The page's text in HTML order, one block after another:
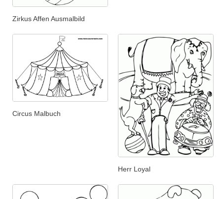
Zirkus Affen Ausmalbild
Circus Malbuch
Herr Loyal